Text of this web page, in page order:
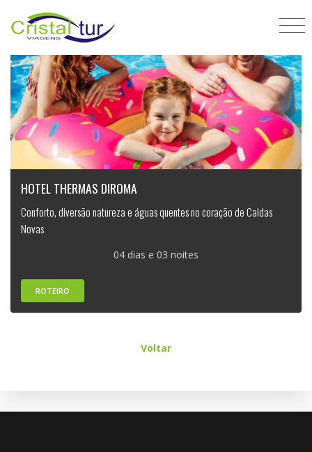
HOTEL THERMAS DIROMA
Conforto, diversão natureza e águas quentes no coração de Caldas
Novas
04 dias e 03 noites
ROTEIRO
Voltar